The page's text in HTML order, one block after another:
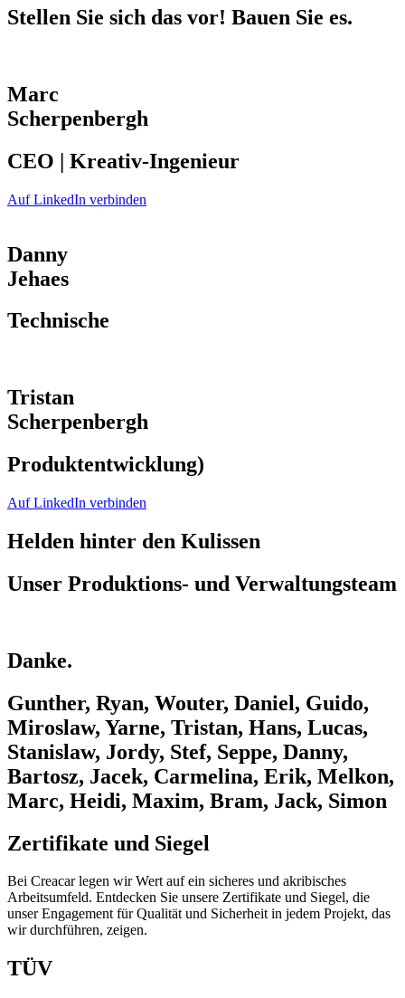
Stellen Sie sich das vor! Bauen Sie es.
Marc
Scherpenbergh
CEO | Kreativ-Ingenieur
Auf LinkedIn verbinden
Danny
Jehaes
Technische
Tristan
Scherpenbergh
Produktentwicklung)
Auf LinkedIn verbinden
Helden hinter den Kulissen
Unser Produktions- und Verwaltungsteam
Danke.
Gunther, Ryan, Wouter, Daniel, Guido,
Miroslaw, Yarne, Tristan, Hans, Lucas,
Stanislaw, Jordy, Stef, Seppe, Danny,
Bartosz, Jacek, Carmelina, Erik, Melkon,
Marc, Heidi, Maxim, Bram, Jack, Simon
Zertifikate und Siegel
Bei Creacar legen wir Wert auf ein sicheres und akribisches
Arbeitsumfeld. Entdecken Sie unsere Zertifikate und Siegel, die
unser Engagement für Qualität und Sicherheit in jedem Projekt, das
wir durchführen, zeigen.
TÜV